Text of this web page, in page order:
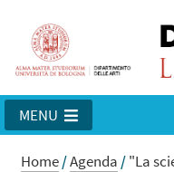
MENU
Home/Agenda /"La